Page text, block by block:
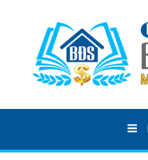
HỌC
SẢN